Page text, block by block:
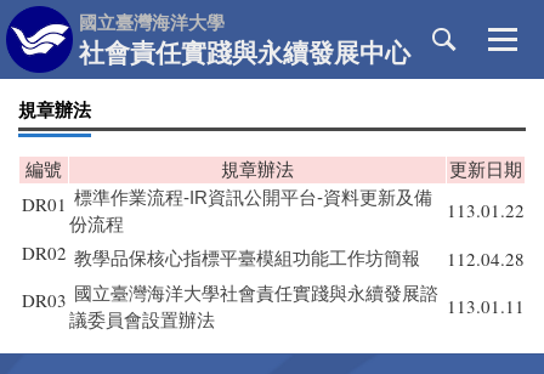
跳
到
主
要
內
區
國立臺灣海洋大學
社會責任實踐與永續發展中心
規章辦法
編號 規章辦法 更新日期
DR01 標準作業流程-IR資訊公開平台-資料更新及備
份流程
113.01.22
DR02 教學品保核心指標平臺模組功能工作坊簡報
112.04.28
DR03 國立臺灣海洋大學社會責任實踐與永續發展諮
議委員會設置辦法
113.01.11